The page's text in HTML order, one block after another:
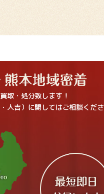
取・処分致します！
人吉）に関してはご相談くださ